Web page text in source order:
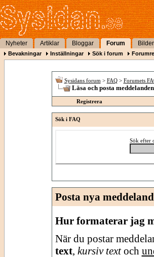
Nyheter Artiklar Bloggar Forum Bilder
Bevakningar Inställningar Sök i forum
Sysidans forum > FAQ > Forumets
Läsa och posta meddelanden
Registrera
Sök i FAQ
Sök efter
Posta nya
Hur formaterar jag
När du postar
text, kursiv textoch